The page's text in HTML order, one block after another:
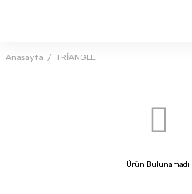
Anasayfa TRİANGLE
Ürün Bulunamadı.